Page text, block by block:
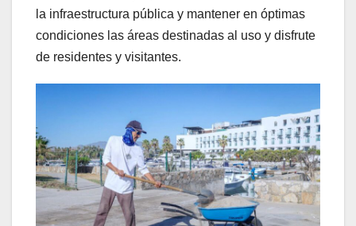
la infraestructura pública y mantener en óptimas
condiciones las áreas destinadas al uso y disfrute
de residentes y visitantes.